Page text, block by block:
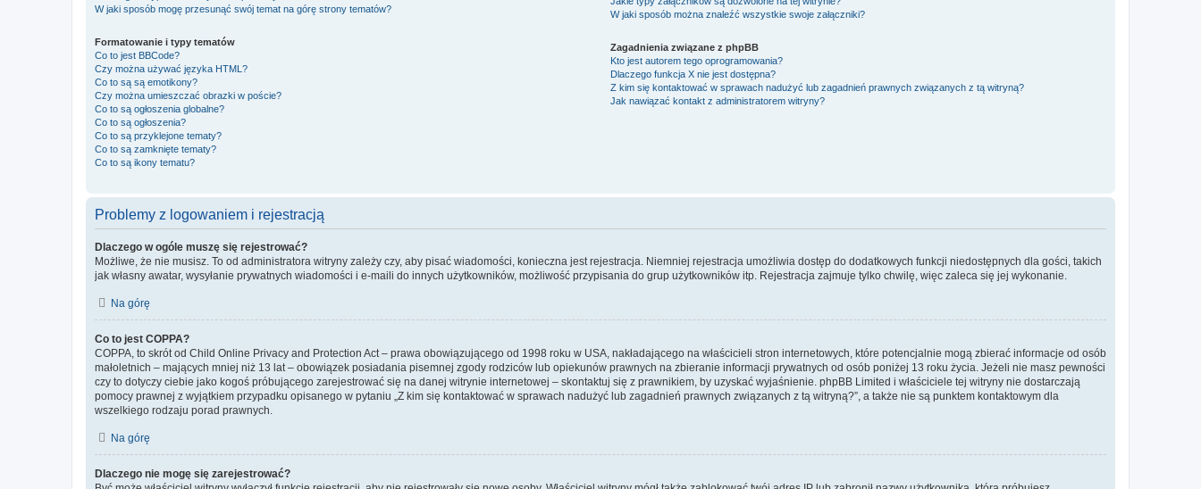
W jaki sposób mogę przesunąć swój temat na górę strony tematów?
Formatowanie i typy tematów
Co to jest BBCode?
Czy można używać języka HTML?
Co to są są emotikony?
Czy można umieszczać obrazki w poście?
Co to są ogłoszenia globalne?
Co to są ogłoszenia?
Co to są przyklejone tematy?
Co to są zamknięte tematy?
Co to są ikony tematu?
W jaki sposób można znaleźć wszystkie swoje załączniki?
Zagadnienia związane z phpBB
Kto jest autorem tego oprogramowania?
Dlaczego funkcja X nie jest dostępna?
Z kim się kontaktować w sprawach nadużyć lub zagadnień prawnych związanych z tą witryną?
Jak nawiązać kontakt z administratorem witryny?
Problemy z logowaniem i rejestracją
Dlaczego w ogóle muszę się rejestrować?
Możliwe, że nie musisz. To od administratora witryny zależy czy, aby pisać wiadomości, konieczna jest rejestracja. Niemniej rejestracja umożliwia dostęp do dodatkowych funkcji niedostępnych dla gości, takich
jak własny awatar, wysyłanie prywatnych wiadomości i e-maili do innych użytkowników, możliwość przypisania do grup użytkowników itp. Rejestracja zajmuje tylko chwilę, więc zaleca się jej wykonanie.
Na górę
Co to jest COPPA?
COPPA, to skrót od Child Online Privacy and Protection Act – prawa obowiązującego od 1998 roku w USA, nakładającego na właścicieli stron internetowych, które potencjalnie mogą zbierać informacje od osób
małoletnich – mających mniej niż 13 lat – obowiązek posiadania pisemnej zgody rodziców lub opiekunów prawnych na zbieranie informacji prywatnych od osób poniżej 13 roku życia. Jeżeli nie masz pewności
czy to dotyczy ciebie jako kogoś próbującego zarejestrować się na danej witrynie internetowej – skontaktuj się z prawnikiem, by uzyskać wyjaśnienie. phpBB Limited i właściciele tej witryny nie dostarczają
pomocy prawnej z wyjątkiem przypadku opisanego w pytaniu „Z kim się kontaktować w sprawach nadużyć lub zagadnień prawnych związanych z tą witryną?”, a także nie są punktem kontaktowym dla
wszelkiego rodzaju porad prawnych.
Na górę
Dlaczego nie mogę się zarejestrować?